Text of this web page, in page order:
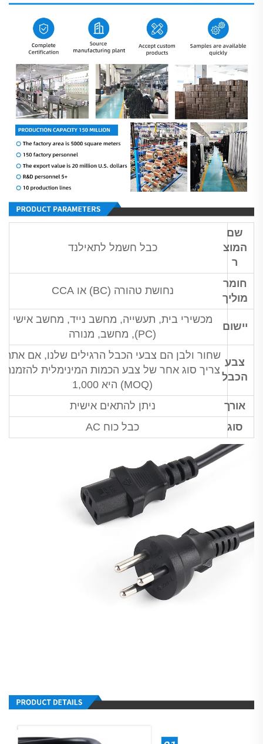
שם
המוצ
ר
כבל חשמל לתאילנד
חומר
מוליך
נחושת טהורה (BC) או CCA
יישום
מכשירי בית, תעשייה, מחשב נייד, מחשב אישי
(PC), מחשב, מנורה
צבע
הכבל
שחור ולבן הם צבעי הכבל הרגילים שלנו, אם אתה
צריך סוג אחר של צבע הכמות המינימלית להזמנה
(MOQ) היא 1,000
אורך
ניתן להתאים אישית
סוג
כבל כוח AC